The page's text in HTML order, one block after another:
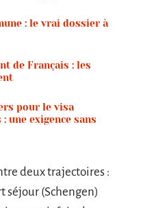
: le vrai dossier à
de Français : les
pour le visa
une exigence sans
deux trajectoires :
séjour (Schengen)